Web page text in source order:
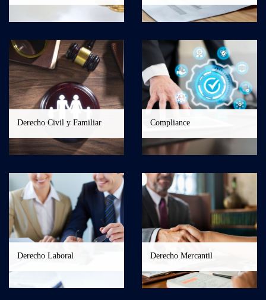
Derecho Civil y Familiar Compliance
Derecho Laboral Derecho Mercantil